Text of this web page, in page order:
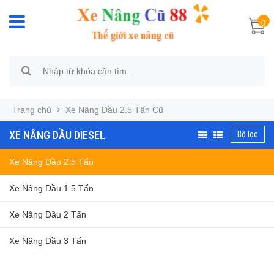
0
Trang chủ Xe Nâng Dầu 2.5 Tấn Cũ
XE NÂNG DẦU DIESEL Bộ lọc
Xe Nâng Dầu 2.5 Tấn
Xe Nâng Dầu 1.5 Tấn
Xe Nâng Dầu 2 Tấn
Xe Nâng Dầu 3 Tấn